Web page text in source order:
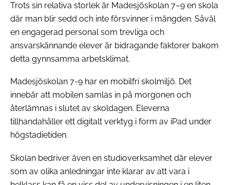
Trots sin relativa storlek är Madesjöskolan 7–9 en skola
där man blir sedd och inte försvinner i mängden. Såväl
en engagerad personal som trevliga och
ansvarskännande elever är bidragande faktorer bakom
detta gynnsamma arbetsklimat.
Madesjöskolan 7-9 har en mobilfri skolmiljö. Det
innebär att mobilen samlas in på morgonen och
återlämnas i slutet av skoldagen. Eleverna
tillhandahåller ett digitalt verktyg i form av iPad under
högstadietiden.
Skolan bedriver även en studioverksamhet där elever
som av olika anledningar inte klarar av att vara i